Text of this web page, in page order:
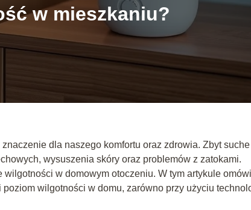
w mieszkaniu?
dla naszego komfortu oraz zdrowia. Zbyt suche
wysuszenia skóry oraz problemów z zatokami.
w domowym otoczeniu. W tym artykule
wilgotności w domu, zarówno przy użyciu